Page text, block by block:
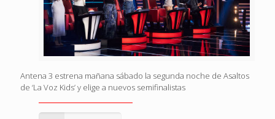
Antena 3 estrena mañana sábado la segunda noche de Asaltos
de ‘La Voz Kids’ y elige a nuevos semifinalistas